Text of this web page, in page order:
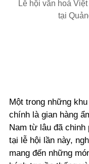
Lễ hội văn hoá
tại
Một trong những
chính là gian hàng
Nam từ lâu đã
tại lễ hội lần này,
mang đến những